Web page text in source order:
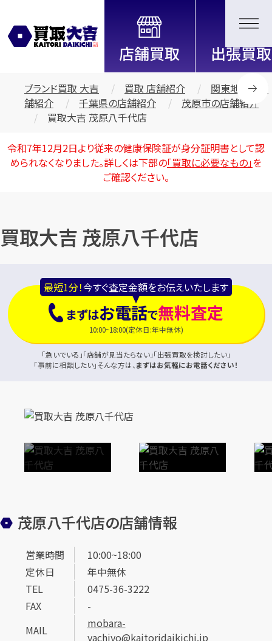
全国2200店舗以上展開中！
信頼と実績の買取専門店「買取大
吉」
ブランド買取 大吉 買取 店舗紹介
関東地区の店
舗紹介
千葉県の店舗紹介
茂原市の店舗紹介
買取大吉 茂原八千代店
令和7年12月2日より従来の健康保険証が身分証明書として認
められなくなりました。詳しくは下部の「買取に必要なもの」を
ご確認ください。
買取大吉 茂原八千代店
最短1分！今すぐ査定金額をお伝えいたします
まずはお電話で無料査定
10:00~18:00(定休日:年中無休)
「急いでいる」「店舗が見当たらない」「出張買取を検討したい」
「事前に相談したい」そんな方は、まずはお気軽にお電話ください！
茂原八千代店の店舗情報
営業時間
10:00~18:00
定休日
年中無休
TEL
0475-36-3222
FAX
-
MAIL
mobara-
yachiyo@kaitoridaikichi.jp